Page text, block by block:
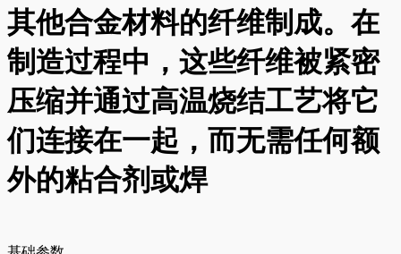
其他合金材料的纤维制成。在
制造过程中，这些纤维被紧密
压缩并通过高温烧结工艺将它
们连接在一起，而无需任何额
外的粘合剂或焊